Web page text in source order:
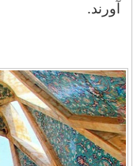
آورند.